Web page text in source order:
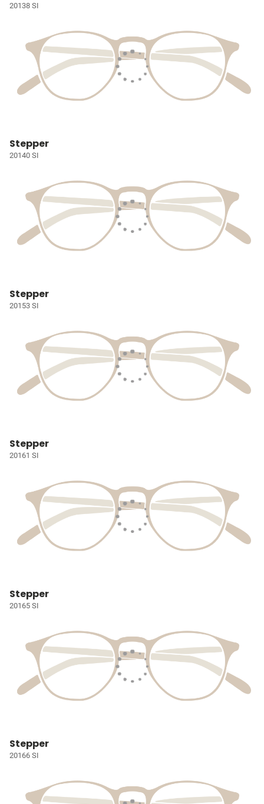
20138 SI
Stepper
20140 SI
Stepper
20153 SI
Stepper
20161 SI
Stepper
20165 SI
Stepper
20166 SI